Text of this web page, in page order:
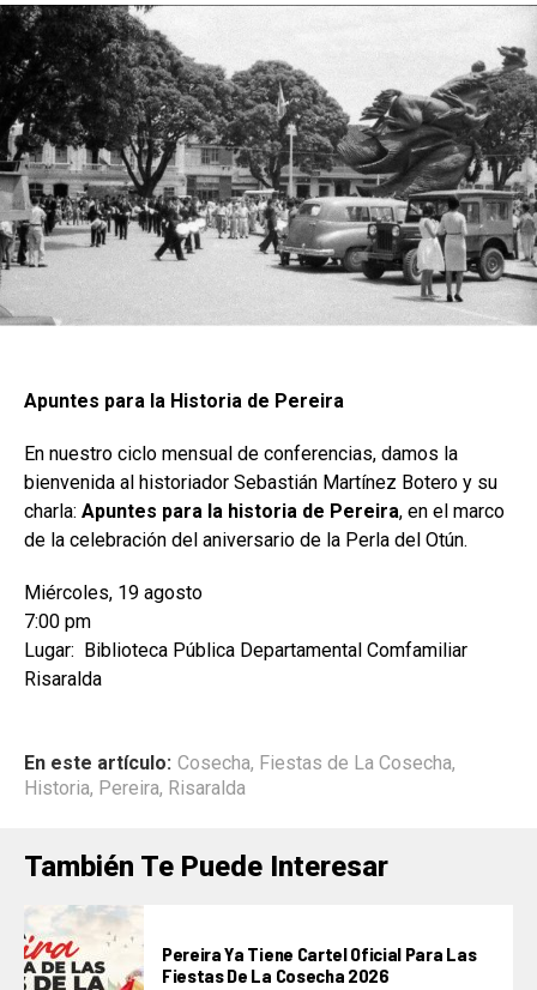
Apuntes para la Historia de Pereira
En nuestro ciclo mensual de conferencias, damos la
bienvenida al historiador Sebastián Martínez Botero y su
charla: Apuntes para la historia de Pereira, en el marco
de la celebración del aniversario de la Perla del Otún.
Miércoles, 19 agosto
7:00 pm
Lugar: Biblioteca Pública Departamental Comfamiliar
Risaralda
En este artículo: Cosecha, Fiestas de La Cosecha,
Historia, Pereira, Risaralda
También Te Puede Interesar
Pereira Ya Tiene Cartel Oficial Para Las
Fiestas De La Cosecha 2026